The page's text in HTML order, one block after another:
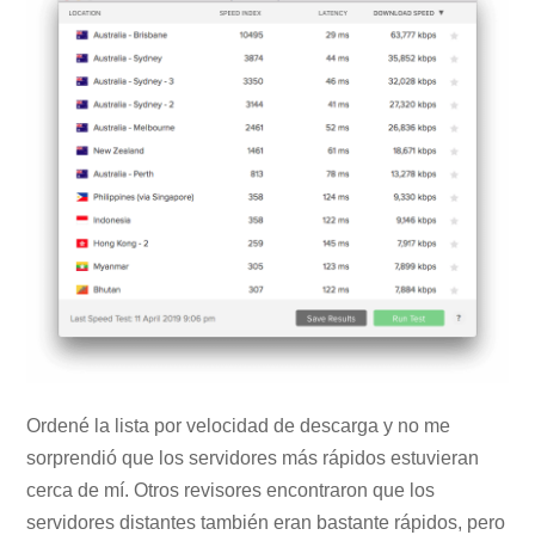
Ordené la lista por velocidad de descarga y no me
sorprendió que los servidores más rápidos estuvieran
cerca de mí. Otros revisores encontraron que los
servidores distantes también eran bastante rápidos, pero